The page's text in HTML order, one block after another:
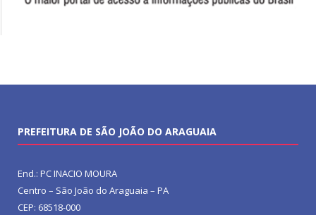
PREFEITURA DE SÃO JOÃO DO ARAGUAIA
End.: PC INACIO MOURA
Centro – São João do Araguaia – PA
CEP: 68518-000